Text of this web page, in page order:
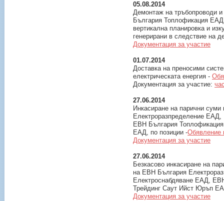
05.08.2014
Демонтаж на тръбопроводи
България Топлофикация
вертикална планировка и
генерирани в следствие на
Документация за участие
01.07.2014
Доставка на преносими
електрическата енергия -
Документация за участие:
27.06.2014
Инкасиране на парични
Електроразпределение
ЕВН България
ЕАД, по позиции -
Документация за участие
27.06.2014
Безкасово инкасиране на
на ЕВН България
Електроснабдяване ЕАД,
Трейдинг Саут Ийст Юръп
Документация за участие